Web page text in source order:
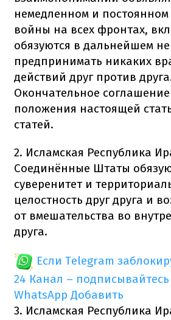
немедленном и
войны на всех фронтах,
обязуются в дальнейшем не
предпринимать никаких
действий друг против
Окончательное
положения настоящей
статей.
2. Исламская Республика
Соединённые Штаты
суверенитет и
целостность друг друга и
от вмешательства во
друга.
Если Telegram
24 Канал –
WhatsApp Добавить
3. Исламская Республика